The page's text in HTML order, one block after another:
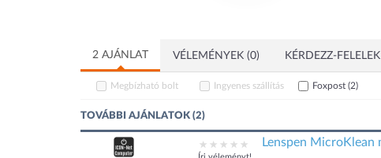
2 AJÁNLAT VÉLEMÉNYEK (0) KÉRDEZZ-
Megbízható bolt Ingyenes szállítás Foxpost (2)
TOVÁBBI AJÁNLATOK (2)
Lenspen MicroKlean